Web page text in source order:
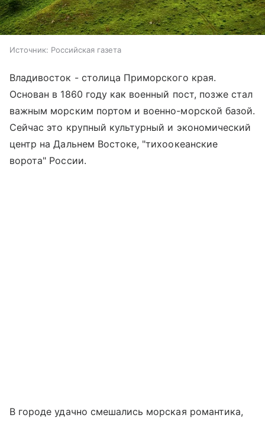
Источник: Российская газета
Владивосток - столица Приморского края.
Основан в 1860 году как военный пост, позже стал
важным морским портом и военно-морской базой.
Сейчас это крупный культурный и экономический
центр на Дальнем Востоке, "тихоокеанские
ворота" России.
В городе удачно смешались морская романтика,